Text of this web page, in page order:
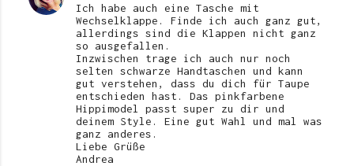
Ich habe auch eine Tasche mit
Wechselklappe. Finde ich auch ganz gut,
allerdings sind die Klappen nicht ganz
so ausgefallen.
Inzwischen trage ich auch nur noch
selten schwarze Handtaschen und kann
gut verstehen, dass du dich für Taupe
entschieden hast. Das pinkfarbene
Hippimodel passt super zu dir und
deinem Style. Eine gut Wahl und mal was
ganz anderes.
Liebe Grüße
Andrea